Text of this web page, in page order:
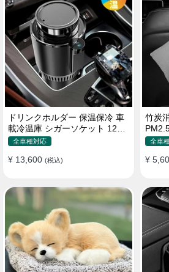
ドリンクホルダー 保温保冷 車
載冷温庫 シガーソケット 12V
車用 車中泊
全車種対応
¥ 13,600 (税込)
竹炭
PM2.5対応 活
車用
全車
¥